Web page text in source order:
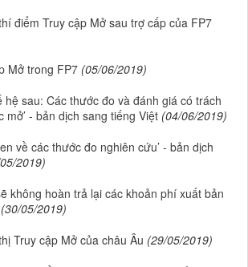
điểm Truy cập Mở sau trợ cấp của FP7
Mở trong FP7 (05/06/2019)
hệ sau: Các thước đo và đánh giá có trách
mở’ - bản dịch sang tiếng Việt (04/06/2019)
về các thước đo nghiên cứu’ - bản dịch
2019)
không hoàn trả lại các khoản phí xuất bản
(30/05/2019)
Truy cập Mở của châu Âu (29/05/2019)